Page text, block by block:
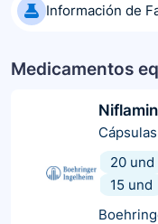
Información de
Medicamentos
Cápsulas
20 und
15 und